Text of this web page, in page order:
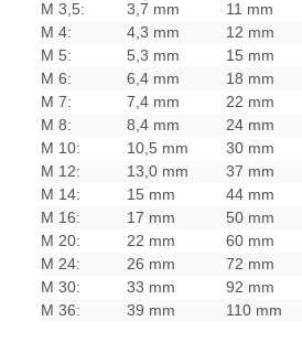
M 3,5:
3,7 mm 11 mm
M 4:
4,3 mm 12 mm
M 5:
5,3 mm 15 mm
M 6:
6,4 mm 18 mm
M 7:
7,4 mm 22 mm
M 8:
8,4 mm 24 mm
M 10:
10,5 mm 30 mm
M 12:
13,0 mm 37 mm
M 14:
15 mm 44 mm
M 16:
17 mm 50 mm
M 20:
22 mm 60 mm
M 24:
26 mm 72 mm
M 30:
33 mm 92 mm
M 36:
39 mm 110 mm